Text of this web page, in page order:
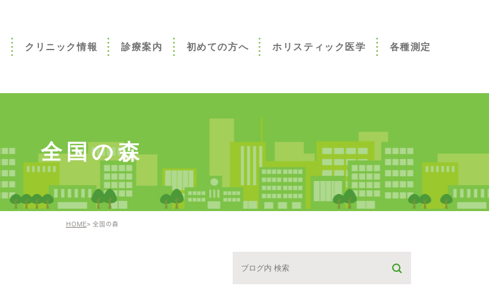
クリニック情報 診療案内 初めての方へ ホリスティック医学 各種測定
全国の森
HOME 全国の森